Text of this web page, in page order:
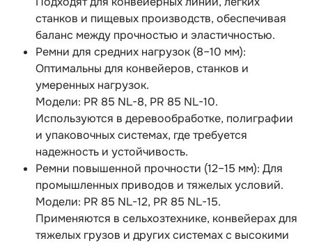
станков и пищевых производств, обеспечивая
баланс между прочностью и эластичностью.
Ремни для средних нагрузок (8–10 мм):
Оптимальны для конвейеров, станков и
умеренных нагрузок.
Модели: PR 85 NL-8, PR 85 NL-10.
Используются в деревообработке, полиграфии
и упаковочных системах, где требуется
надежность и устойчивость.
Ремни повышенной прочности (12–15 мм): Для
промышленных приводов и тяжелых условий.
Модели: PR 85 NL-12, PR 85 NL-15.
Применяются в сельхозтехнике, конвейерах для
тяжелых грузов и других системах с высокими